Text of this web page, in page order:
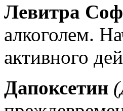
Левитра
алкоголем.
активного
Дапоксетин